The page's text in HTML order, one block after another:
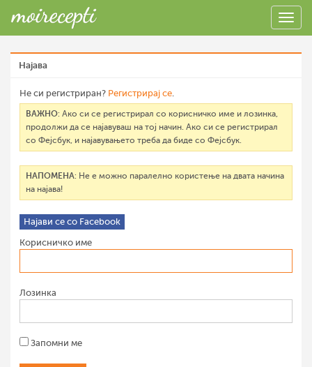
Најава
Не си регистриран? Регистрирај се.
ВАЖНО: Ако си се регистрирал со корисничко име и лозинка,
продолжи да се најавуваш на тој начин. Ако си се регистрирал
со Фејсбук, и најавувањето треба да биде со Фејсбук.
НАПОМЕНА: Не е можно паралелно користење на двата начина
на најава!
Најави се со Facebook
Корисничко име
Лозинка
Запомни ме